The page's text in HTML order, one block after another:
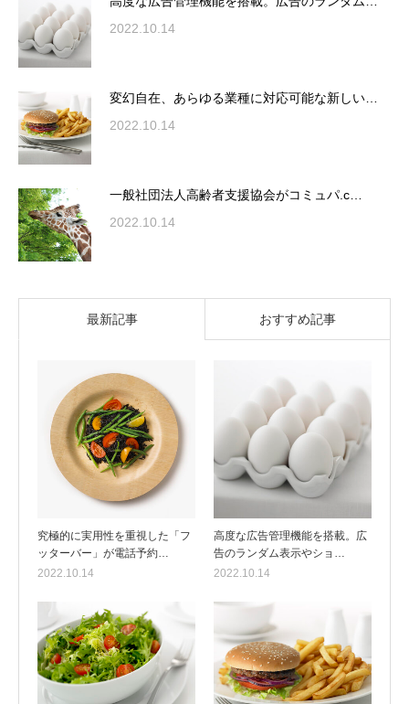
2022.10.14
変幻自在、あらゆる業種に対応可能な新しい…
2022.10.14
一般社団法人高齢者支援協会がコミュパ.c…
2022.10.14
最新記事 おすすめ記事
究極的に実用性を重視した「フ
ッターバー」が電話予約…
2022.10.14
高度な広告管理機能を搭載。広
告のランダム表示やショ…
2022.10.14